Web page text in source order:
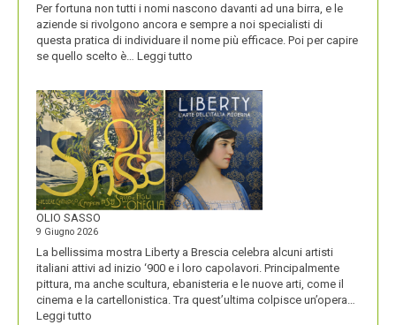
Per fortuna non tutti i nomi nascono davanti ad una birra, e le
aziende si rivolgono ancora e sempre a noi specialisti di
questa pratica di individuare il nome più efficace. Poi per capire
se quello scelto è… Leggi tutto
BLACKBERRY,
LA
STORIA
E
LA
VISIONE
ALL’ORIGINE
DI
NOME
OLIO SASSO
9 Giugno 2026
La bellissima mostra Liberty a Brescia celebra alcuni artisti
italiani attivi ad inizio ‘900 e i loro capolavori. Principalmente
pittura, ma anche scultura, ebanisteria e le nuove arti, come il
cinema e la cartellonistica. Tra quest’ultima colpisce un’opera…
Leggi tutto